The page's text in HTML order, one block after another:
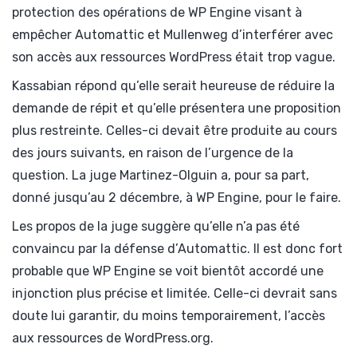
protection des opérations de WP Engine visant à
empêcher Automattic et Mullenweg d’interférer avec
son accès aux ressources WordPress était trop vague.
Kassabian répond qu’elle serait heureuse de réduire la
demande de répit et qu’elle présentera une proposition
plus restreinte. Celles-ci devait être produite au cours
des jours suivants, en raison de l’urgence de la
question. La juge Martinez-Olguin a, pour sa part,
donné jusqu’au 2 décembre, à WP Engine, pour le faire.
Les propos de la juge suggère qu’elle n’a pas été
convaincu par la défense d’Automattic. Il est donc fort
probable que WP Engine se voit bientôt accordé une
injonction plus précise et limitée. Celle-ci devrait sans
doute lui garantir, du moins temporairement, l’accès
aux ressources de WordPress.org.